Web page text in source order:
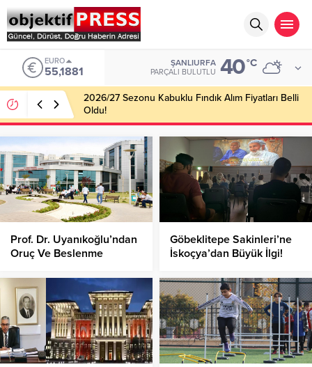
EURO
55,1881
ŞANLIURFA
PARÇALI BULUTLU 40°C
2026/27 Sezonu Kabuklu Fındık Alım Fiyatları Belli
Oldu!
Prof. Dr. Uyanıkoğlu’ndan
Oruç Ve Beslenme
Göbeklitepe Sakinleri’ne
İskoçya’dan Büyük İlgi!